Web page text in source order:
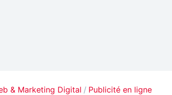
& Marketing Digital Publicité en ligne